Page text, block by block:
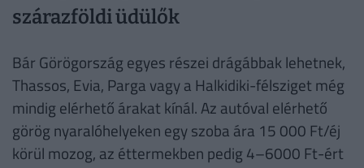
szárazföldi üdülők
Bár Görögország egyes részei drágábbak lehetnek,
Thassos, Evia, Parga vagy a Halkidiki-félsziget még
mindig elérhető árakat kínál. Az autóval elérhető
görög nyaralóhelyeken egy szoba ára 15 000 Ft/éj
körül mozog, az éttermekben pedig 4–6000 Ft-ért